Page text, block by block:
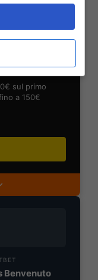
sul primo
a 150€
Benvenuto